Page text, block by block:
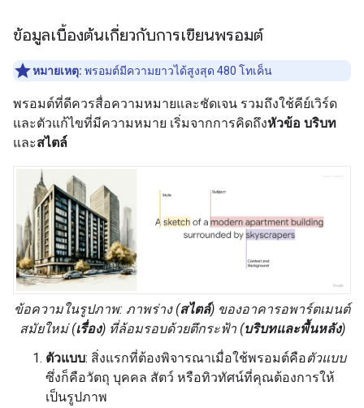
ข้อมูลเบื้องต้นเกี่ยวกับการเขียนพรอมต์
หมายเหตุ: พรอมต์มีความยาวได้สูงสุด 480 โทเค็น
พรอมต์ที่ดีควรสื่อความหมายและชัดเจน รวมถึงใช้คีย์เวิร์ด
และตัวแก้ไขที่มีความหมาย เริ่มจากการคิดถึงหัวข้อ บริบท
และสไตล์
ข้อความในรูปภาพ: ภาพร่าง(สไตล์) ของอาคารอพาร์ตเมนต์
สมัยใหม่(เรื่อง) ที่ล้อมรอบด้วยตึกระฟ้า(บริบทและพื้นหลัง)
ตัวแบบ: สิ่งแรกที่ต้องพิจารณาเมื่อใช้พรอมต์คือตัวแบบ
ซึ่งก็คือวัตถุ บุคคล สัตว์ หรือทิวทัศน์ที่คุณต้องการให้
เป็นรูปภาพ